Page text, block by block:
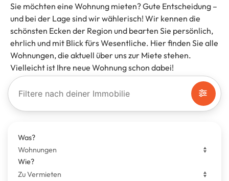
Sie möchten eine Wohnung mieten? Gute Entscheidung –
und bei der Lage sind wir wählerisch! Wir kennen die
schönsten Ecken der Region und bearten Sie persönlich,
ehrlich und mit Blick fürs Wesentliche. Hier finden Sie alle
Wohnungen, die aktuell über uns zur Miete stehen.
Vielleicht ist Ihre neue Wohnung schon dabei!
Filtere nach deiner Immobilie
Was?
Wie?